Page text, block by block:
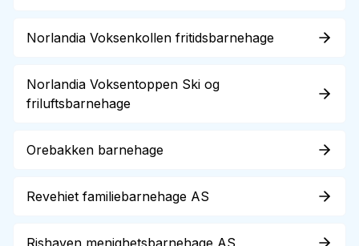
Norlandia Voksenkollen fritidsbarnehage
Norlandia Voksentoppen Ski og
friluftsbarnehage
Orebakken barnehage
Revehiet familiebarnehage AS
Rishaven menighetsbarnehage AS